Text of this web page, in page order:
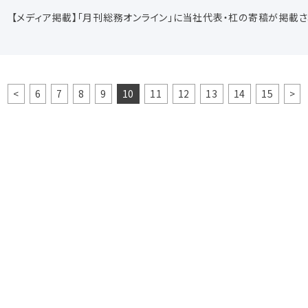
【メディア掲載】「月刊総務オンライン」に当社代表・杠の寄稿が掲載
< 6 7 8 9 10 11 12 13 14 15 >